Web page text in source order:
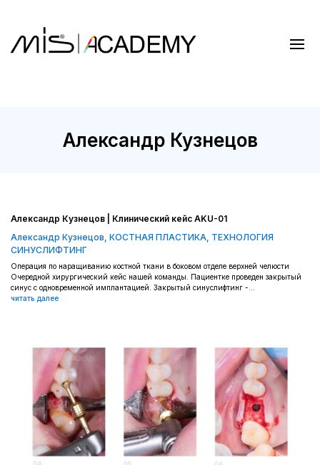
Александр Кузнецов
Александр Кузнецов | Клинический кейс AKU-01
Александр Кузнецов, КОСТНАЯ ПЛАСТИКА, ТЕХНОЛОГИЯ
СИНУСЛИФТИНГ
Операция по наращиванию костной ткани в боковом отделе верхней челюсти
Очередной хирургический кейс нашей команды. Пациентке проведен закрытый
синус с одновременной имплантацией. Закрытый синуслифтинг -...
читать далее